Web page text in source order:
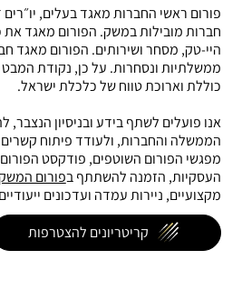
פורום ראשי החברות מאגד בעלים,
חברות מובילות במשק. הפורום מאגד
היי-טק, מסחר ושירותים. הפורום מאגד
ממשלתיות ונסחרות. על כן, נקודת
כוללת וארוכת טווח של כלכלת ישראל.
אנו פועלים לשתף בידע ובניסיון הנצבר,
הממשלה והחברות, ולעודד פיתוח
מפגשי הפורום השוטפים, פודקסט
העסקיות, הזמנה להשתתף בפורום
מקצועיים, ניירות עמדה ועדכונים
קריטריונים להצטרפות